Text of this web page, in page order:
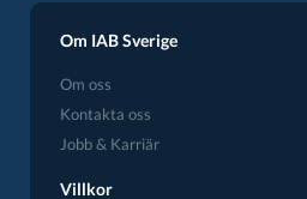
Om IAB Sverige
Om oss
Kontakta oss
Jobb & Karriär
Villkor